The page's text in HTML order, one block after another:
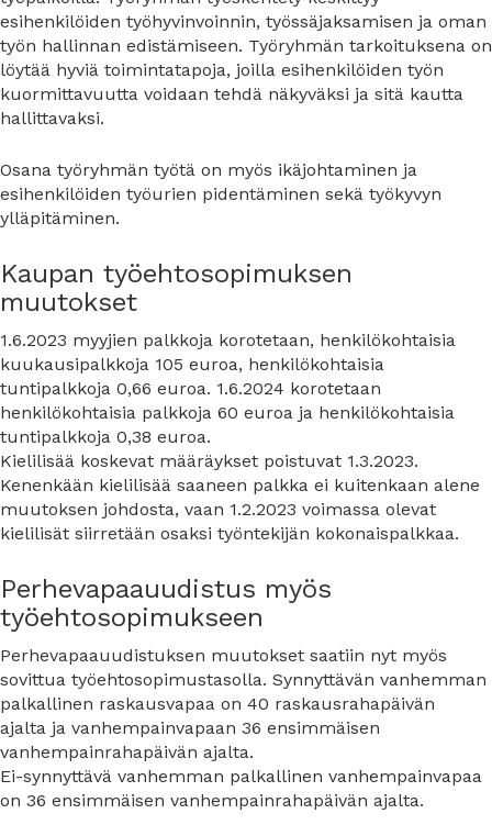
esihenkilöiden työhyvinvoinnin, työssäjaksamisen ja oman
työn hallinnan edistämiseen. Työryhmän tarkoituksena on
löytää hyviä toimintatapoja, joilla esihenkilöiden työn
kuormittavuutta voidaan tehdä näkyväksi ja sitä kautta
hallittavaksi.
Osana työryhmän työtä on myös ikäjohtaminen ja
esihenkilöiden työurien pidentäminen sekä työkyvyn
ylläpitäminen.
Kaupan työehtosopimuksen
muutokset
1.6.2023 myyjien palkkoja korotetaan, henkilökohtaisia
kuukausipalkkoja 105 euroa, henkilökohtaisia
tuntipalkkoja 0,66 euroa. 1.6.2024 korotetaan
henkilökohtaisia palkkoja 60 euroa ja henkilökohtaisia
tuntipalkkoja 0,38 euroa.
Kielilisää koskevat määräykset poistuvat 1.3.2023.
Kenenkään kielilisää saaneen palkka ei kuitenkaan alene
muutoksen johdosta, vaan 1.2.2023 voimassa olevat
kielilisät siirretään osaksi työntekijän kokonaispalkkaa.
Perhevapaauudistus myös
työehtosopimukseen
Perhevapaauudistuksen muutokset saatiin nyt myös
sovittua työehtosopimustasolla. Synnyttävän vanhemman
palkallinen raskausvapaa on 40 raskausrahapäivän
ajalta ja vanhempainvapaan 36 ensimmäisen
vanhempainrahapäivän ajalta.
Ei-synnyttävä vanhemman palkallinen vanhempainvapaa
on 36 ensimmäisen vanhempainrahapäivän ajalta.